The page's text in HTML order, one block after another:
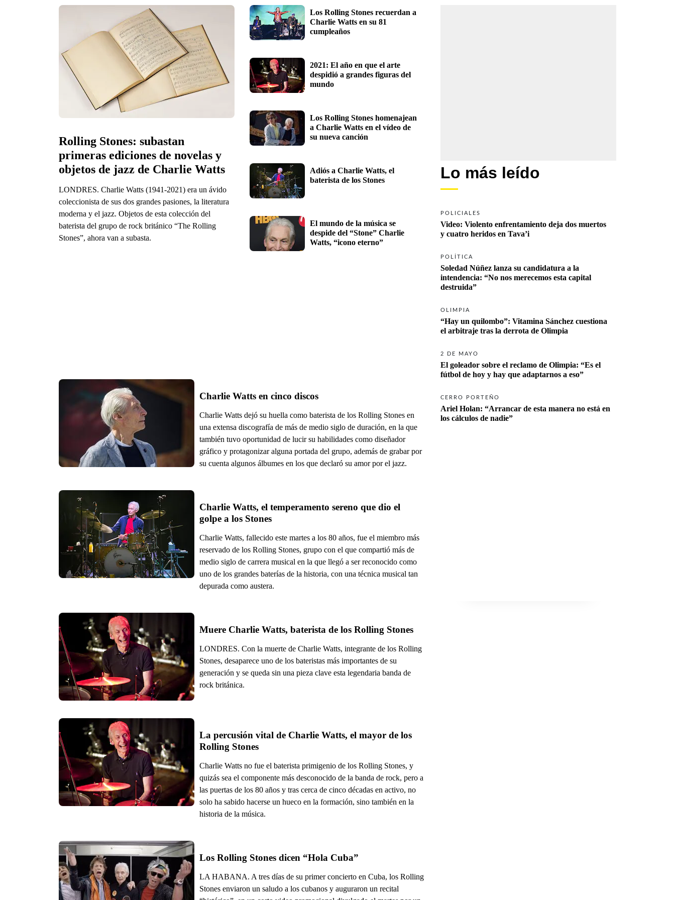
Rolling Stones: subastan
primeras ediciones de novelas y
objetos de jazz de Charlie Watts
LONDRES. Charlie Watts (1941-2021) era un ávido
coleccionista de sus dos grandes pasiones, la literatura
moderna y el jazz. Objetos de esta colección del
baterista del grupo de rock británico “The Rolling
Stones”, ahora van a subasta.
Los Rolling Stones recuerdan a
Charlie Watts en su 81
cumpleaños
2021: El año en que el arte
despidió a grandes figuras del
mundo
Los Rolling Stones homenajean
a Charlie Watts en el vídeo de
su nueva canción
Adiós a Charlie Watts, el
baterista de los Stones
El mundo de la música se
despide del “Stone” Charlie
Watts, “icono eterno”
Charlie Watts en cinco discos
Charlie Watts dejó su huella como baterista de los Rolling Stones en
una extensa discografía de más de medio siglo de duración, en la que
también tuvo oportunidad de lucir su habilidades como diseñador
gráfico y protagonizar alguna portada del grupo, además de grabar por
su cuenta algunos álbumes en los que declaró su amor por el jazz.
Charlie Watts, el temperamento sereno que dio el
golpe a los Stones
Charlie Watts, fallecido este martes a los 80 años, fue el miembro más
reservado de los Rolling Stones, grupo con el que compartió más de
medio siglo de carrera musical en la que llegó a ser reconocido como
uno de los grandes baterías de la historia, con una técnica musical tan
depurada como austera.
Muere Charlie Watts, baterista de los Rolling Stones
LONDRES. Con la muerte de Charlie Watts, integrante de los Rolling
Stones, desaparece uno de los bateristas más importantes de su
generación y se queda sin una pieza clave esta legendaria banda de
rock británica.
La percusión vital de Charlie Watts, el mayor de los
Rolling Stones
Charlie Watts no fue el baterista primigenio de los Rolling Stones, y
quizás sea el componente más desconocido de la banda de rock, pero a
las puertas de los 80 años y tras cerca de cinco décadas en activo, no
solo ha sabido hacerse un hueco en la formación, sino también en la
historia de la música.
Los Rolling Stones dicen “Hola Cuba”
LA HABANA. A tres días de su primer concierto en Cuba, los Rolling
Stones enviaron un saludo a los cubanos y auguraron un recital
Lo más leído
POLICIALES
Video: Violento enfrentamiento deja dos muertos
y cuatro heridos en Tava’i
POLÍTICA
Soledad Núñez lanza su candidatura a la
intendencia: “No nos merecemos esta capital
destruida”
OLIMPIA
“Hay un quilombo”: Vitamina Sánchez cuestiona
el arbitraje tras la derrota de Olimpia
2 DE MAYO
El goleador sobre el reclamo de Olimpia: “Es el
fútbol de hoy y hay que adaptarnos a eso”
CERRO PORTEÑO
Ariel Holan: “Arrancar de esta manera no está en
los cálculos de nadie”